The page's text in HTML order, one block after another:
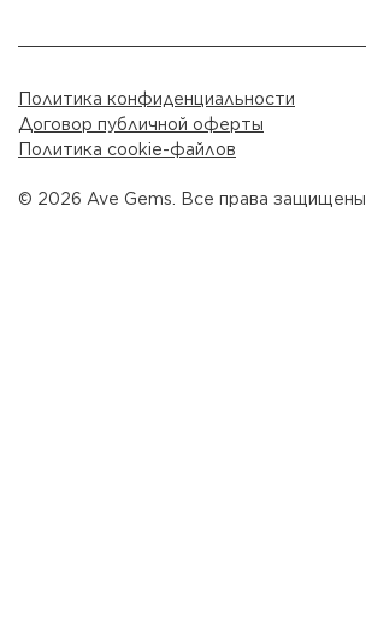
© 2026 Ave Gems. Все права защищены.
Политика конфиденциальности
Договор публичной оферты
Политика cookie-файлов